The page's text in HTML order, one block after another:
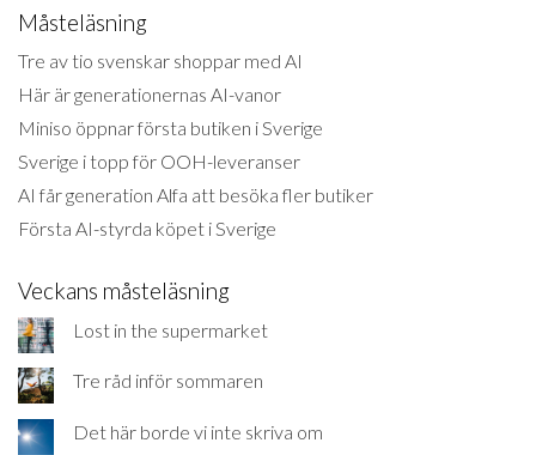
Måsteläsning
Tre av tio svenskar shoppar med AI
Här är generationernas AI-vanor
Miniso öppnar första butiken i Sverige
Sverige i topp för OOH-leveranser
AI får generation Alfa att besöka fler butiker
Första AI-styrda köpet i Sverige
Veckans måsteläsning
Lost in the supermarket
Tre råd inför sommaren
Det här borde vi inte skriva om